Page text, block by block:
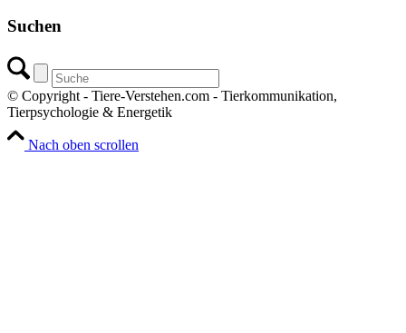
Suchen
© Copyright - Tiere-Verstehen.com - Tierkommunikation,
Tierpsychologie & Energetik
Nach oben scrollen